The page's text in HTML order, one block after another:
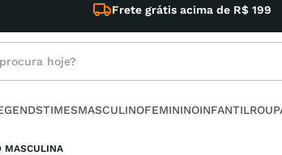
Frete grátis acima de R$ 199
hoje?
TIMESMASCULINOFEMININOINFANTIL
MASCULINA
buscados